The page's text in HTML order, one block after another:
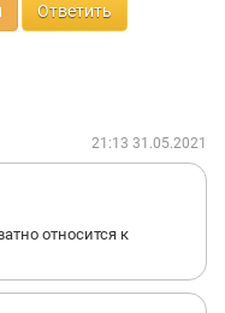
Ответить
21:13 31.05.2021
относится к